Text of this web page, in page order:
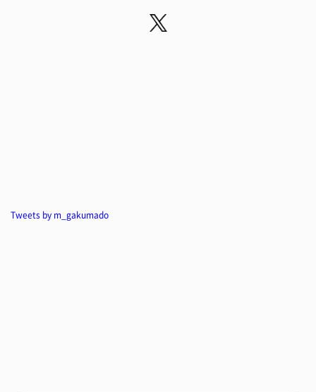
Tweets by m_gakumado